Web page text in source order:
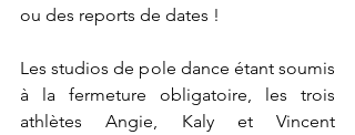
ou des reports de dates !
Les studios de pole dance étant soumis
à la fermeture obligatoire, les trois
athlètes Angie, Kaly et Vincent